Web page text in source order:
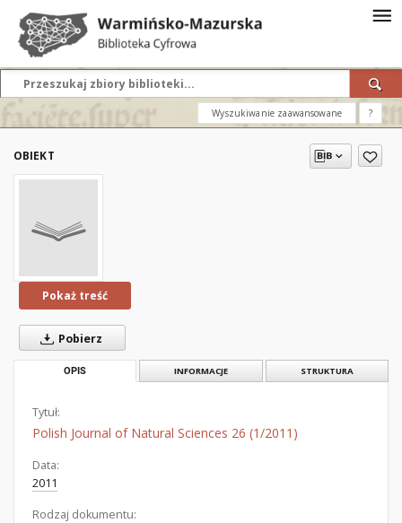
Wyszukiwanie zaawansowane ?
OBIEKT
Pokaż treść
Pobierz
OPIS INFORMACJE STRUKTURA
Tytuł:
Polish Journal of Natural Sciences 26 (1/2011)
Data:
2011
Rodzaj dokumentu: